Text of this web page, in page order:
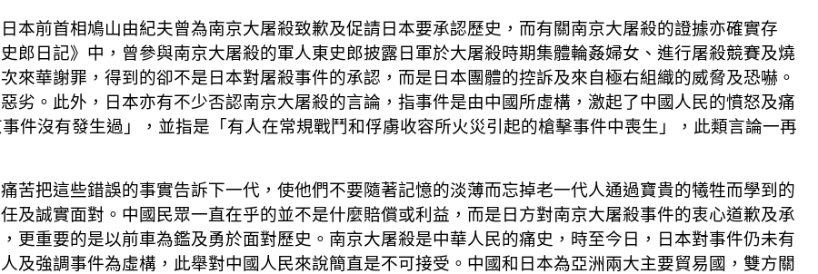
本前首相鳩山由紀夫曾為南京大屠殺致歉及促請日本要承認歷史，而有關南京大屠殺的證據亦確實存
郎日記》中，曾參與南京大屠殺的軍人東史郎披露日軍於大屠殺時期集體輪姦婦女、進行屠殺競賽及燒
來華謝罪，得到的卻不是日本對屠殺事件的承認，而是日本團體的控訴及來自極右組織的威脅及恐嚇。
劣。此外，日本亦有不少否認南京大屠殺的言論，指事件是由中國所虛構，激起了中國人民的憤怒及痛
件沒有發生過」，並指是「有人在常規戰鬥和俘虜收容所火災引起的槍擊事件中喪生」，此類言論一再
苦把這些錯誤的事實告訴下一代，使他們不要隨著記憶的淡薄而忘掉老一代人通過寶貴的犧牲而學到的
及誠實面對。中國民眾一直在乎的並不是什麼賠償或利益，而是日方對南京大屠殺事件的衷心道歉及承
更重要的是以前車為鑑及勇於面對歷史。南京大屠殺是中華人民的痛史，時至今日，日本對事件仍未有
及強調事件為虛構，此舉對中國人民來說簡直是不可接受。中國和日本為亞洲兩大主要貿易國，雙方關